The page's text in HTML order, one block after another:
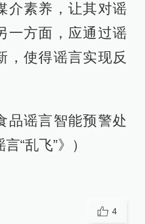
介素养，让其对谣
一方面，应通过谣
，使得谣言实现反
品谣言智能预警处
“乱飞”》）
4